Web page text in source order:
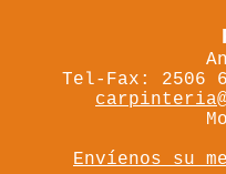
Tel-Fax: 2506
Envíenos su